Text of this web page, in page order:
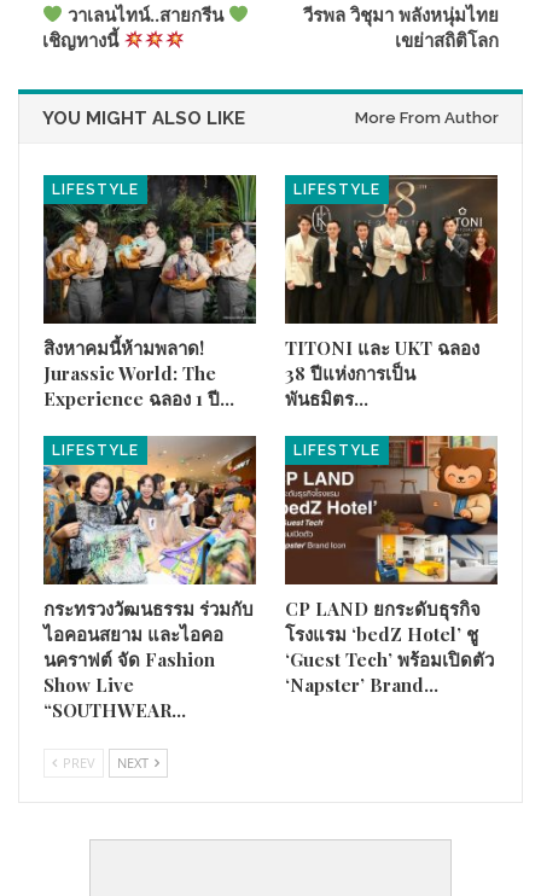
เทศกาลตรุษจีน นับเป็นหนึ่งในช่วงเวลาสำคัญของปีที่ไม่เพียง
สะท้อนสีสันทางวัฒนธรรมและการเฉลิมฉลองของผู้คนทั่วโลกแต่
ยังเป็นเทศกาลที่มีบทบาทอย่างยิ่งต่อภาคการท่องเที่ยวและ
เศรษฐกิจของประเทศไทย โดยเฉพาะกรุงเทพฯ ซึ่งเป็นจุดหมาย
ปลายทางยอดนิยมของนักท่องเที่ยวทั้งชาวไทยและต่างชาติในช่วง
2568 ที่ผ่านมา เม็ดเงินสะพัดในกรุงเทพฯ เติบโต 2.3% ขณะที่ภาพ
วาเลนไทน์..สายกรีน
เชิญทางนี้
วีรพล วิชุมา พลังหนุ่มไทย
เขย่าสถิติโลก
YOU MIGHT ALSO LIKE More From Author
LIFESTYLE
สิงหาคมนี้ห้ามพลาด!
Jurassic World: The
Experience ฉลอง 1 ปี…
LIFESTYLE
TITONI และ UKT ฉลอง
38 ปีแห่งการเป็น
พันธมิตร…
LIFESTYLE
กระทรวงวัฒนธรรม ร่วมกับ
ไอคอนสยาม และไอคอ
นคราฟต์ จัด Fashion
Show Live
“SOUTHWEAR…
LIFESTYLE
CP LAND ยกระดับธุรกิจ
โรงแรม ‘bedZ Hotel’ ชู
‘Guest Tech’ พร้อมเปิดตัว
‘Napster’ Brand…
PREV NEXT